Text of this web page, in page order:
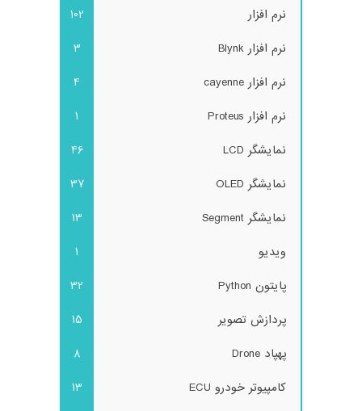
نرم افزار
102
نرم افزار Blynk
3
نرم افزار cayenne
4
نرم افزار Proteus
1
نمایشگر LCD
46
نمایشگر OLED
37
نمایشگر Segment
13
ویدیو
1
پایتون Python
32
پردازش تصویر
15
پهپاد Drone
8
کامپیوتر خودرو ECU
13